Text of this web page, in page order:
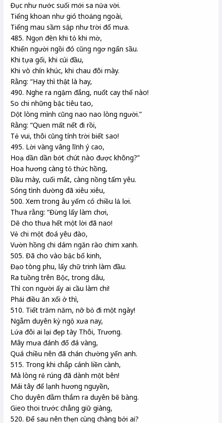
Đục như nước suối mới sa nửa vời.
Tiếng khoan như gió thoảng ngoài,
Tiếng mau sầm sập như trời đổ mưa.
485. Ngọn đèn khi tỏ khi mờ,
Khiến người ngồi đó cũng ngơ ngẩn sầu.
Khi tựa gối, khi cúi đầu,
Khi vò chín khúc, khi chau đôi mày.
Rằng: “Hay thì thật là hay,
490. Nghe ra ngậm đắng, nuốt cay thế nào!
So chi những bậc tiêu tao,
Dột lòng mình cũng nao nao lòng người.”
Rằng: “Quen mất nết đi rồi,
Tẻ vui, thôi cũng tính trời biết sao!
495. Lời vàng vâng lĩnh ý cao,
Hoạ dần dần bớt chút nào được không?”
Hoa hương càng tỏ thức hồng,
Đầu mày, cuối mắt, càng nồng tấm yêu.
Sóng tình dường đã xiêu xiêu,
500. Xem trong âu yếm có chiều lả lơi.
Thưa rằng: “Đừng lấy làm chơi,
Dẽ cho thưa hết một lời đã nao!
Vẻ chi một đoá yêu đào,
Vườn hồng chi dám ngăn rào chim xanh.
505. Đã cho vào bậc bố kinh,
Đạo tòng phu, lấy chữ trinh làm đầu.
Ra tuồng trên Bộc, trong dâu,
Thì con người ấy ai cầu làm chi!
Phải điều ăn xổi ở thì,
510. Tiết trăm năm, nỡ bỏ đi một ngày!
Ngẫm duyên kỳ ngộ xưa nay,
Lứa đôi ai lại đẹp tày Thôi, Trương.
Mây mưa đánh đổ đá vàng,
Quá chiều nên đã chán chường yến anh.
515. Trong khi chắp cánh liền cành,
Mà lòng rẻ rúng đã dành một bên!
Mái tây để lạnh hương nguyền,
Cho duyên đằm thắm ra duyên bẽ bàng.
Gieo thoi trước chẳng giữ giàng,
520. Để sau nên thẹn cùng chàng bởi ai?